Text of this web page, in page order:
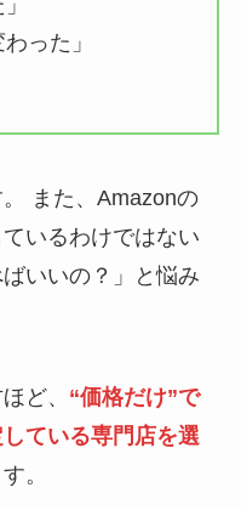
った」
また、Amazonの
いるわけではない
いいの？」と悩み
ど、 “価格だけ”で
ている専門店を選
。